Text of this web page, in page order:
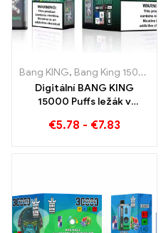
Bang KING, Bang King 15000 Obláčky
Digitální BANG KING
15000 Puffs ležák v
Bezoškolské potěšení
€5.78 - €7.83